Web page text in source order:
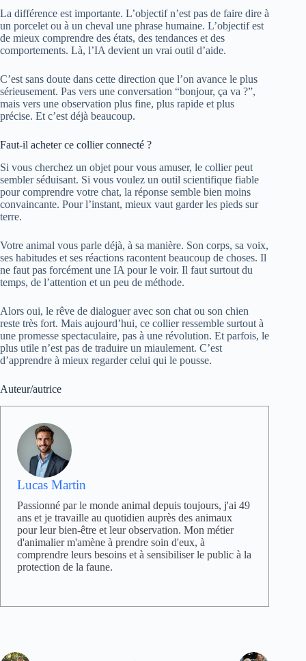
La différence est importante. L’objectif n’est pas de faire dire à
un porcelet ou à un cheval une phrase humaine. L’objectif est
de mieux comprendre des états, des tendances et des
comportements. Là, l’IA devient un vrai outil d’aide.
C’est sans doute dans cette direction que l’on avance le plus
sérieusement. Pas vers une conversation “bonjour, ça va ?”,
mais vers une observation plus fine, plus rapide et plus
précise. Et c’est déjà beaucoup.
Faut-il acheter ce collier connecté ?
Si vous cherchez un objet pour vous amuser, le collier peut
sembler séduisant. Si vous voulez un outil scientifique fiable
pour comprendre votre chat, la réponse semble bien moins
convaincante. Pour l’instant, mieux vaut garder les pieds sur
terre.
Votre animal vous parle déjà, à sa manière. Son corps, sa voix,
ses habitudes et ses réactions racontent beaucoup de choses. Il
ne faut pas forcément une IA pour le voir. Il faut surtout du
temps, de l’attention et un peu de méthode.
Alors oui, le rêve de dialoguer avec son chat ou son chien
reste très fort. Mais aujourd’hui, ce collier ressemble surtout à
une promesse spectaculaire, pas à une révolution. Et parfois, le
plus utile n’est pas de traduire un miaulement. C’est
d’apprendre à mieux regarder celui qui le pousse.
Auteur/autrice
Lucas Martin
Passionné par le monde animal depuis toujours, j'ai 49
ans et je travaille au quotidien auprès des animaux
pour leur bien-être et leur observation. Mon métier
d'animalier m'amène à prendre soin d'eux, à
comprendre leurs besoins et à sensibiliser le public à la
protection de la faune.